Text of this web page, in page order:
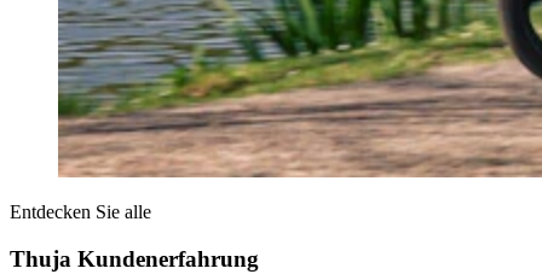
Entdecken Sie alle
Thuja Kundenerfahrung